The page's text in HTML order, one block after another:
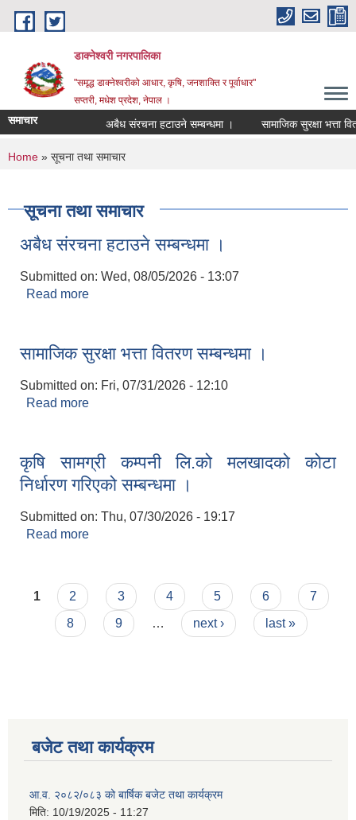
Skip to main content
डाक्नेश्वरी नगरपालिका
"समृद्ध डाक्नेश्वरीको आधार, कृषि, जनशाक्ति र पूर्वाधार"
सप्तरी, मधेश प्रदेश, नेपाल ।
समाचार अबैध संरचना हटाउने सम्बन्धमा । सामाजिक सुरक्षा भत्ता
You are here
Home » सूचना तथा समाचार
सूचना तथा समाचार
अबैध संरचना हटाउने सम्बन्धमा ।
Submitted on: Wed, 08/05/2026 - 13:07
Read more
सामाजिक सुरक्षा भत्ता वितरण सम्बन्धमा ।
Submitted on: Fri, 07/31/2026 - 12:10
Read more
कृषि सामग्री कम्पनी लि.को मलखादको कोटा
निर्धारण गरिएको सम्बन्धमा ।
Submitted on: Thu, 07/30/2026 - 19:17
Read more
Pages
1 2 3 4 5 6
7
8
9 … next › last »
बजेट तथा कार्यक्रम
आ.व. २०८२/०८३ को बार्षिक बजेट तथा कार्यक्रम
मिति: 10/19/2025 - 11:27